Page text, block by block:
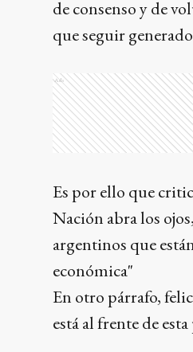
de consenso y de
que seguir
Ads
Es por ello que
Nación abra los
argentinos que
económica"
En otro párrafo,
está al frente de